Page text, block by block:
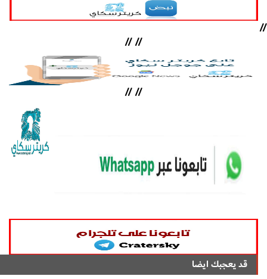
//
//
//
//
//
قد يعجبك ايضا